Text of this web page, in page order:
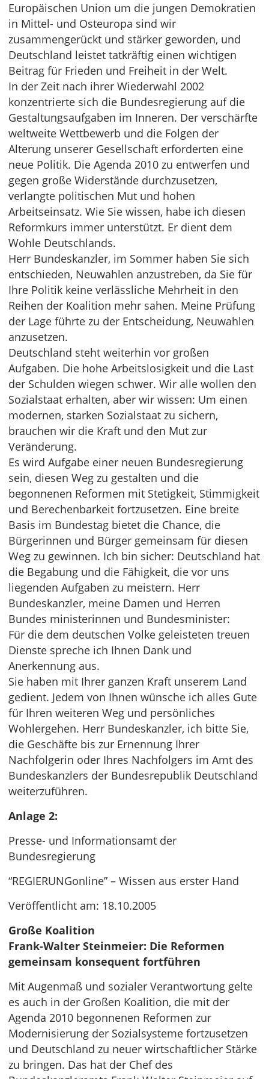
Europäischen Union um die jungen Demokratien
in Mittel- und Osteuropa sind wir
zusammengerückt und stärker geworden, und
Deutschland leistet tatkräftig einen wichtigen
Beitrag für Frieden und Freiheit in der Welt.
In der Zeit nach ihrer Wiederwahl 2002
konzentrierte sich die Bundesregierung auf die
Gestaltungsaufgaben im Inneren. Der verschärfte
weltweite Wettbewerb und die Folgen der
Alterung unserer Gesellschaft erforderten eine
neue Politik. Die Agenda 2010 zu entwerfen und
gegen große Widerstände durchzusetzen,
verlangte politischen Mut und hohen
Arbeitseinsatz. Wie Sie wissen, habe ich diesen
Reformkurs immer unterstützt. Er dient dem
Wohle Deutschlands.
Herr Bundeskanzler, im Sommer haben Sie sich
entschieden, Neuwahlen anzustreben, da Sie für
Ihre Politik keine verlässliche Mehrheit in den
Reihen der Koalition mehr sahen. Meine Prüfung
der Lage führte zu der Entscheidung, Neuwahlen
anzusetzen.
Deutschland steht weiterhin vor großen
Aufgaben. Die hohe Arbeitslosigkeit und die Last
der Schulden wiegen schwer. Wir alle wollen den
Sozialstaat erhalten, aber wir wissen: Um einen
modernen, starken Sozialstaat zu sichern,
brauchen wir die Kraft und den Mut zur
Veränderung.
Es wird Aufgabe einer neuen Bundesregierung
sein, diesen Weg zu gestalten und die
begonnenen Reformen mit Stetigkeit, Stimmigkeit
und Berechenbarkeit fortzusetzen. Eine breite
Basis im Bundestag bietet die Chance, die
Bürgerinnen und Bürger gemeinsam für diesen
Weg zu gewinnen. Ich bin sicher: Deutschland hat
die Begabung und die Fähigkeit, die vor uns
liegenden Aufgaben zu meistern. Herr
Bundeskanzler, meine Damen und Herren
Bundes ministerinnen und Bundesminister:
Für die dem deutschen Volke geleisteten treuen
Dienste spreche ich Ihnen Dank und
Anerkennung aus.
Sie haben mit Ihrer ganzen Kraft unserem Land
gedient. Jedem von Ihnen wünsche ich alles Gute
für Ihren weiteren Weg und persönliches
Wohlergehen. Herr Bundeskanzler, ich bitte Sie,
die Geschäfte bis zur Ernennung Ihrer
Nachfolgerin oder Ihres Nachfolgers im Amt des
Bundeskanzlers der Bundesrepublik Deutschland
weiterzuführen.
Anlage 2:
Presse- und Informationsamt der
Bundesregierung
“REGIERUNGonline” – Wissen aus erster Hand
Veröffentlicht am: 18.10.2005
Große Koalition
Frank-Walter Steinmeier: Die Reformen
gemeinsam konsequent fortführen
Mit Augenmaß und sozialer Verantwortung gelte
es auch in der Großen Koalition, die mit der
Agenda 2010 begonnenen Reformen zur
Modernisierung der Sozialsysteme fortzusetzen
und Deutschland zu neuer wirtschaftlicher Stärke
zu bringen. Das hat der Chef des